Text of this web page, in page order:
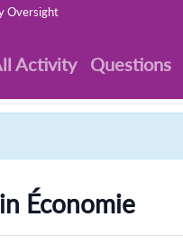
Oversight
Activity Questions
Économie